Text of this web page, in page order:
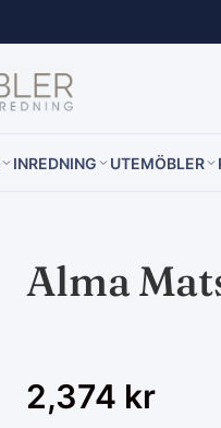
INREDNING UTEMÖBLER
Alma
2,374 kr